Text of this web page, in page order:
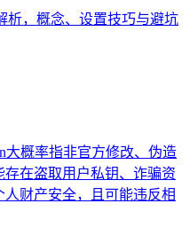
析，概念、设置技巧与避坑
大概率指非官方修改、伪造
在盗取用户私钥、诈骗资
财产安全，且可能违反相